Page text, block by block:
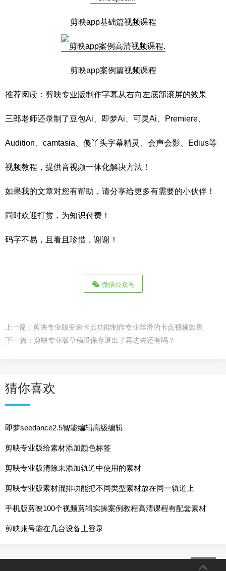
剪映app基础篇视频课程
剪映app案例篇视频课程
推荐阅读： 剪映专业版制作字幕从右向左底部滚屏的效果
三郎老师还录制了豆包Ai、即梦Ai、可灵Ai、Premiere、
Audition、camtasia、傻丫头字幕精灵、会声会影、Edius等
视频教程，提供音视频一体化解决方法！
如果我的文章对您有帮助，请分享给更多有需要的小伙伴！
同时欢迎打赏，为知识付费！
码字不易，且看且珍惜，谢谢！
微信公众号
上一篇： 剪映专业版变速卡点功能制作专业丝滑的卡点视频效果
下一篇： 剪映专业版草稿没保存退出了再进去还有吗？
猜你喜欢
即梦seedance2.5智能编辑高级编辑
剪映专业版给素材添加颜色标签
剪映专业版清除未添加轨道中使用的素材
剪映专业版素材混排功能把不同类型素材放在同一轨道上
手机版剪映100个视频剪辑实操案例教程高清课程有配套素材
剪映账号能在几台设备上登录